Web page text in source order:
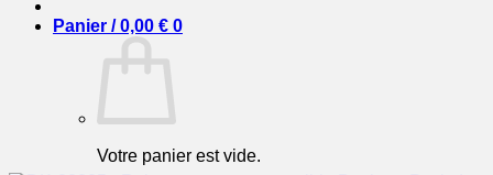
Panier /0,00 € 0
Votre panier est vide.